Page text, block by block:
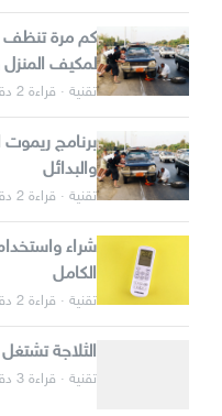
كم مرة تنظف
لمكيف المنزل
تقنية · قراءة 2 دقائق
برنامج ريموت
والبدائل
تقنية · قراءة 2 دقائق
شراء
الكامل
تقنية · قراءة 2 دقائق
الثلاجة
تقنية · قراءة 3 دقائق